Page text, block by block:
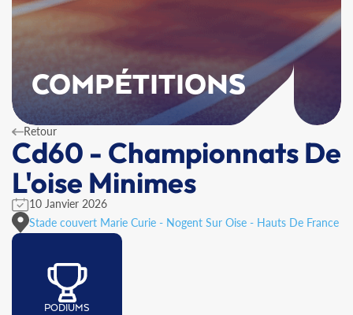
COMPÉTITIONS
Retour
Cd60 - Championnats De
L'oise Minimes
10 Janvier 2026
Stade couvert Marie Curie - Nogent Sur Oise - Hauts De France
PODIUMS